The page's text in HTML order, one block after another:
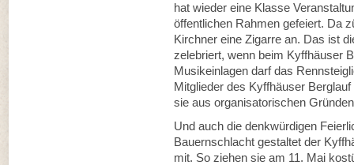
hat wieder eine Klasse
öffentlichen Rahmen gefeiert. Da
Kirchner eine Zigarre an. Das ist
zelebriert, wenn beim Kyffhäuser
Musikeinlagen darf das
Mitglieder des Kyffhäuser
sie aus organisatorischen
Und auch die denkwürdigen
Bauernschlacht gestaltet der
mit. So ziehen sie am 11. Mai